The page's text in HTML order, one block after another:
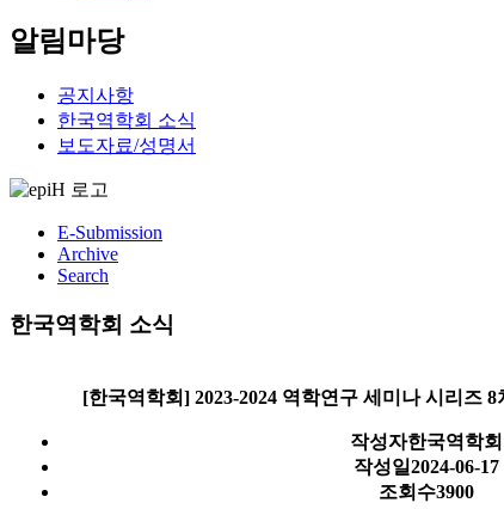
알림마당
공지사항
한국역학회 소식
보도자료/성명서
E-Submission
Archive
Search
한국역학회 소식
[한국역학회] 2023-2024 역학연구 세미나 시리즈
작성자한국역학회
작성일2024-06-17
조회수3900